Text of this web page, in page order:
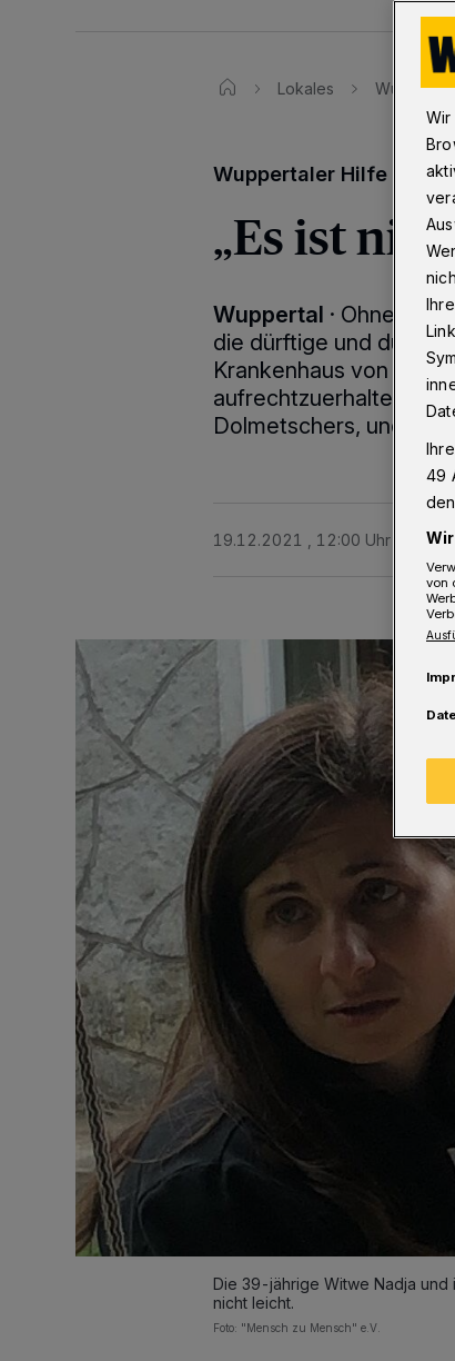
Lokales
Wuppertaler Hilfe für
„Es ist
Wuppertal · Ohne den
die dürftige und durch
Krankenhaus von
aufrechtzuerhalten.
Dolmetschers, und ihr
19.12.2021 , 12:00 Uhr 2
Die 39-jährige Witwe Nadja und
nicht leicht.
Foto: "Mensch zu Mensch" e.V.
Wir
49
von